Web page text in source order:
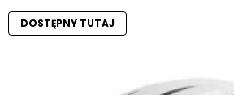
DOSTĘPNY TUTAJ